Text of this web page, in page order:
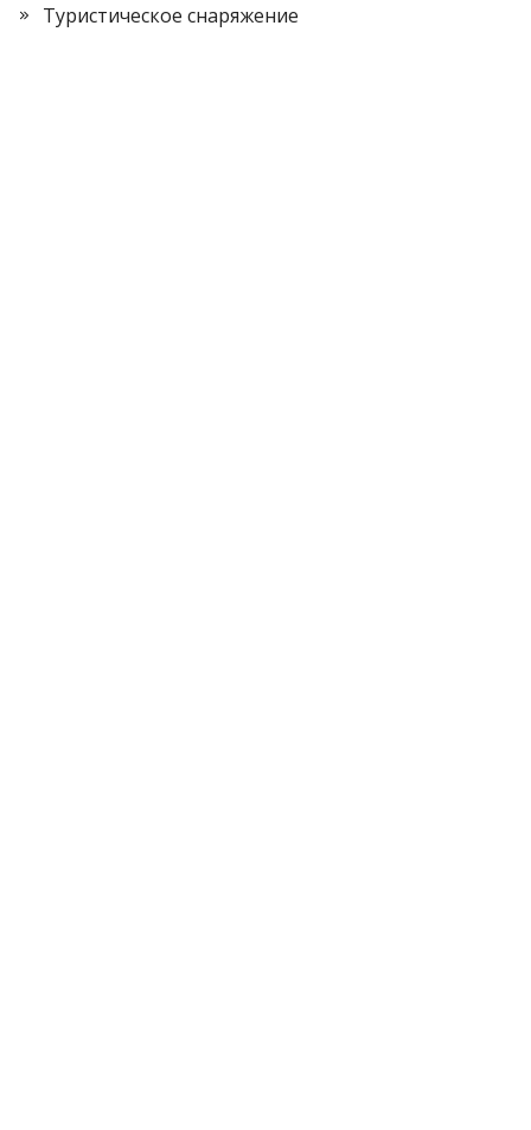
Туристическое снаряжение